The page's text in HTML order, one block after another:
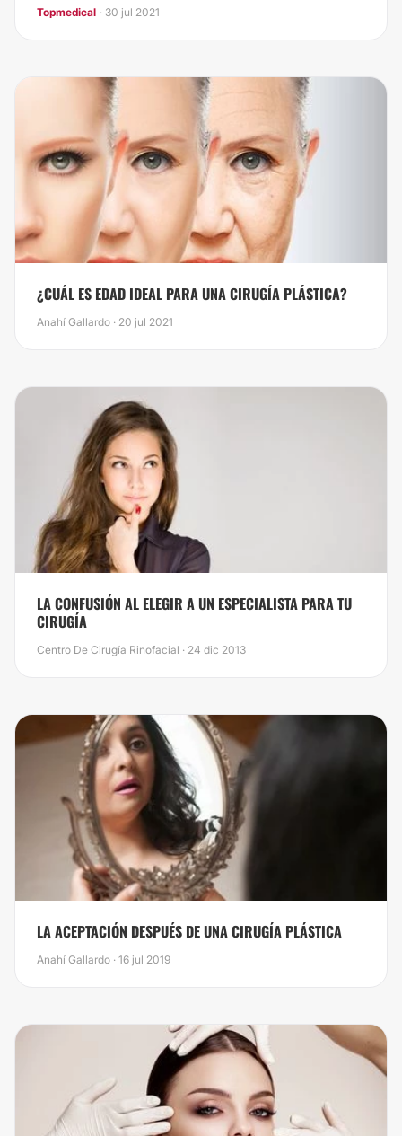
Topmedical · 30 jul 2021
¿CUÁL ES EDAD IDEAL PARA UNA CIRUGÍA PLÁSTICA?
Anahí Gallardo · 20 jul 2021
LA CONFUSIÓN AL ELEGIR A UN ESPECIALISTA PARA TU
CIRUGÍA
Centro De Cirugía Rinofacial · 24 dic 2013
​LA ACEPTACIÓN DESPUÉS DE UNA CIRUGÍA PLÁSTICA
Anahí Gallardo · 16 jul 2019